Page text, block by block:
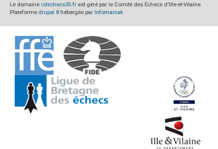
Le domaine cdechecs35.fr est géré par le Comité des Échecs d'Ille-et-Vilaine.
Plateforme drupal 8 hébergée par Infomaniak